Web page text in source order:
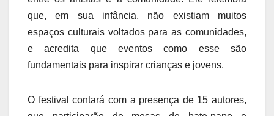
que, em sua infância, não existiam muitos
espaços culturais voltados para as comunidades,
e acredita que eventos como esse são
fundamentais para inspirar crianças e jovens.
O festival contará com a presença de 15 autores,